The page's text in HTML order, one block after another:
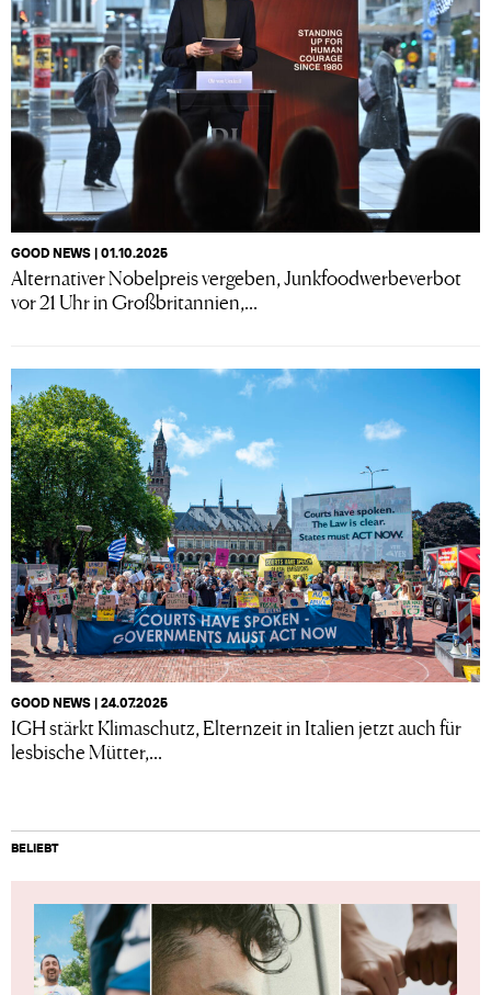
GOOD NEWS | 01.10.2025
Alternativer Nobelpreis vergeben, Junkfoodwerbeverbot
vor 21 Uhr in Großbritannien,...
GOOD NEWS | 24.07.2025
IGH stärkt Klimaschutz, Elternzeit in Italien jetzt auch für
lesbische Mütter,...
BELIEBT